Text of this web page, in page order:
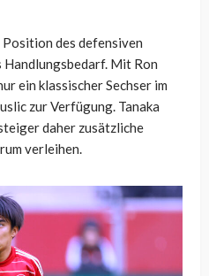
des defensiven
Mit Ron
ein klassischer Sechser im
zur Verfügung. Tanaka
daher zusätzliche
verleihen.